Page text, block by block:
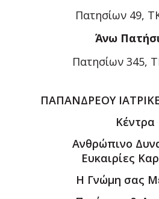
Πατησίων 49,
Άνω
Πατησίων 345,
ΠΑΠΑΝΔΡΕΟΥ
Κέντρα
Ανθρώπινο
Ευκαιρίες
Η Γνώμη σας